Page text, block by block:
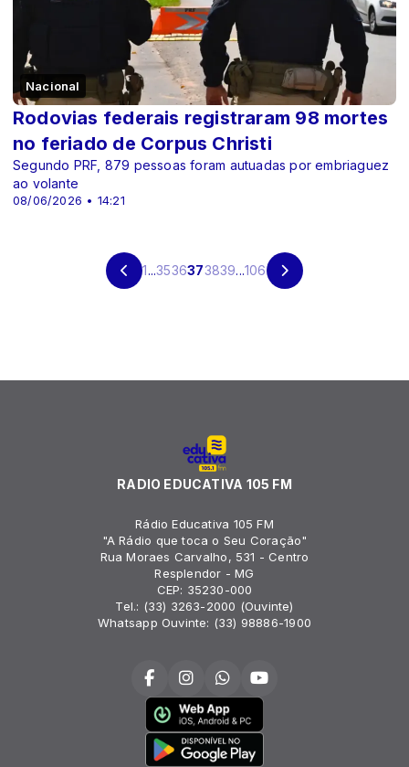
Nacional
08/06/2026 • 14:21
Rodovias federais registraram 98 mortes
no feriado de Corpus Christi
Segundo PRF, 879 pessoas foram autuadas por embriaguez
ao volante
1...3536373839...106
RADIO EDUCATIVA 105 FM
Rádio Educativa 105 FM
"A Rádio que toca o Seu Coração"
Rua Moraes Carvalho, 531 - Centro
Resplendor - MG
CEP: 35230-000
Tel.: (33) 3263-2000 (Ouvinte)
Whatsapp Ouvinte: (33) 98886-1900